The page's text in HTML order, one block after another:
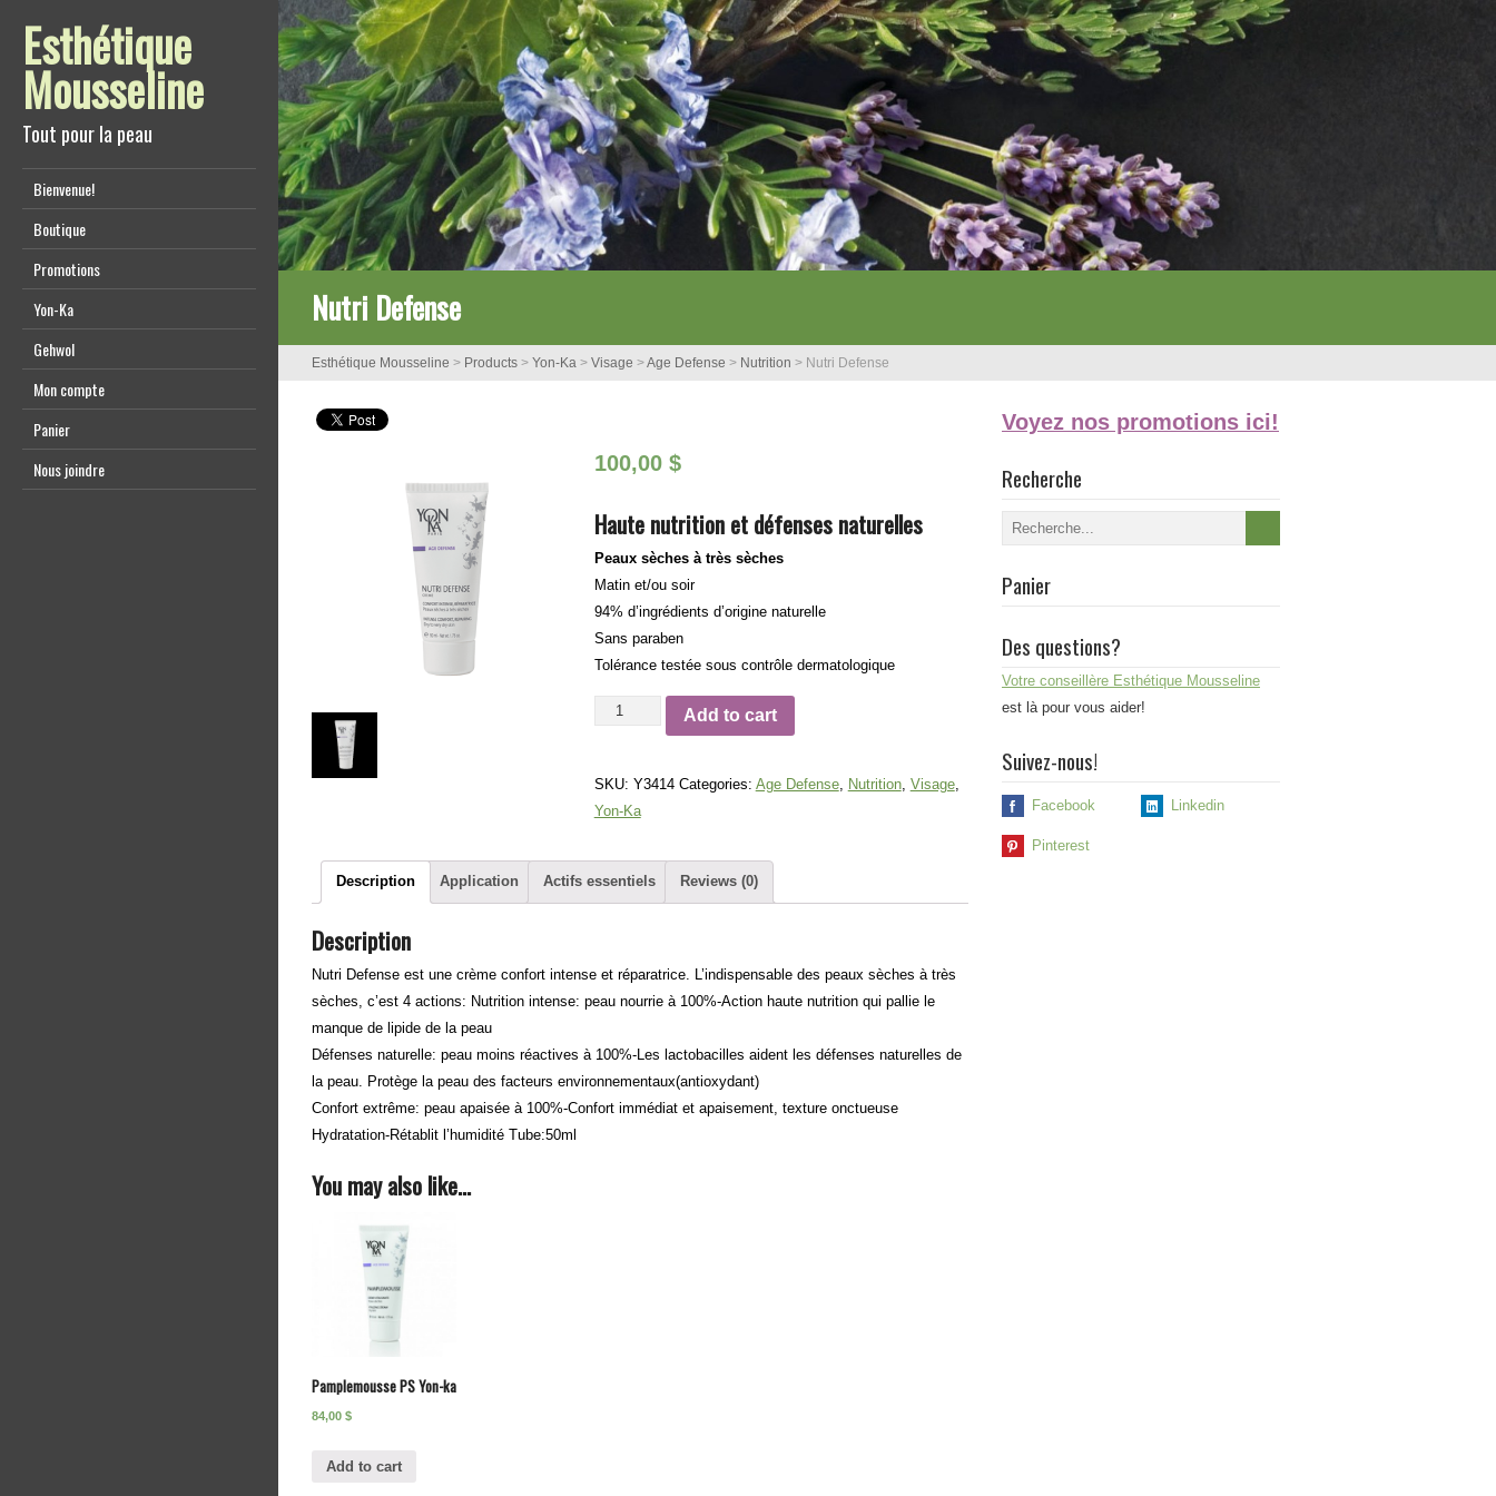
Esthétique
Mousseline
Tout pour la peau
Bienvenue!
Boutique
Promotions
Yon-Ka
Gehwol
Mon compte
Panier
Nous joindre
Nutri Defense
Esthétique Mousseline > Products > Yon-Ka > Visage >Age Defense > Nutrition > Nutri Defense
100,00 $
Haute nutrition et défenses naturelles
Peaux sèches à très sèches
Matin et/ou soir
94% d’ingrédients d’origine naturelle
Sans paraben
Tolérance testée sous contrôle dermatologique
Nutri
Add to cart
SKU: Y3414 Categories: Age Defense, Nutrition, Visage,
Yon-Ka
Description Application Actifs essentiels Reviews (0)
Description
Nutri Defense est une crème confort intense et réparatrice. L’indispensable des peaux sèches à très
sèches, c’est 4 actions: Nutrition intense: peau nourrie à 100%-Action haute nutrition qui pallie le
manque de lipide de la peau
Défenses naturelle: peau moins réactives à 100%-Les lactobacilles aident les défenses naturelles de
la peau. Protège la peau des facteurs environnementaux(antioxydant)
Confort extrême: peau apaisée à 100%-Confort immédiat et apaisement, texture onctueuse
Hydratation-Rétablit l’humidité Tube:50ml
You may also like…
Pamplemousse PS Yon-ka
84,00 $
Add to cart
Voyez nos promotions ici!
Recherche
Panier
Des questions?
Votre conseillère Esthétique Mousseline
est là pour vous aider!
Suivez-nous!
Facebook Linkedin
Pinterest